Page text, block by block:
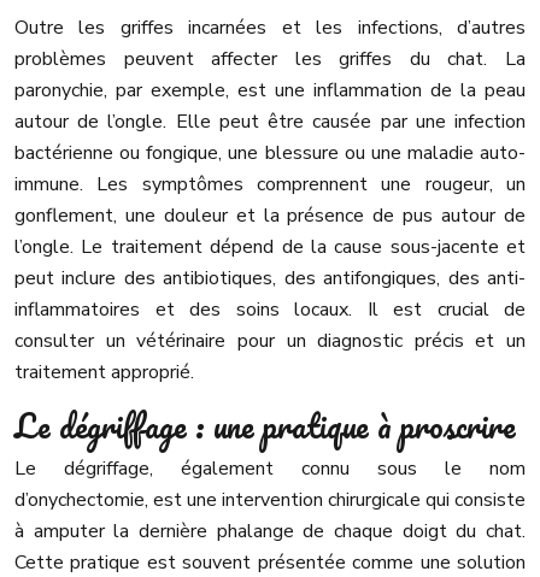
Outre les griffes incarnées et les infections, d’autres
problèmes peuvent affecter les griffes du chat. La
paronychie, par exemple, est une inflammation de la peau
autour de l’ongle. Elle peut être causée par une infection
bactérienne ou fongique, une blessure ou une maladie auto-
immune. Les symptômes comprennent une rougeur, un
gonflement, une douleur et la présence de pus autour de
l’ongle. Le traitement dépend de la cause sous-jacente et
peut inclure des antibiotiques, des antifongiques, des anti-
inflammatoires et des soins locaux. Il est crucial de
consulter un vétérinaire pour un diagnostic précis et un
traitement approprié.
Le dégriffage : une pratique à proscrire
Le dégriffage, également connu sous le nom
d’onychectomie, est une intervention chirurgicale qui consiste
à amputer la dernière phalange de chaque doigt du chat.
Cette pratique est souvent présentée comme une solution